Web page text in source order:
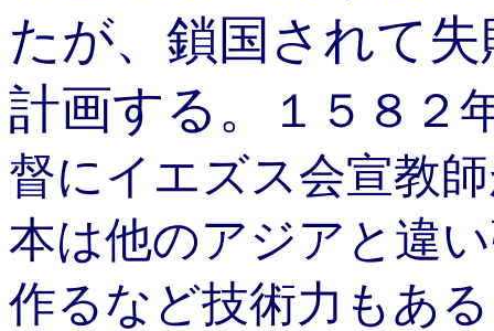
たが、鎖国されて
計画する。
１５８２
督にイエズス会宣教
本は他のアジアと違
作るなど技術力もあ